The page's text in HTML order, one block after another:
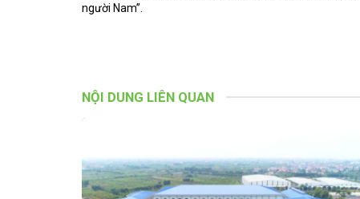
người Nam”.
NỘI DUNG LIÊN QUAN